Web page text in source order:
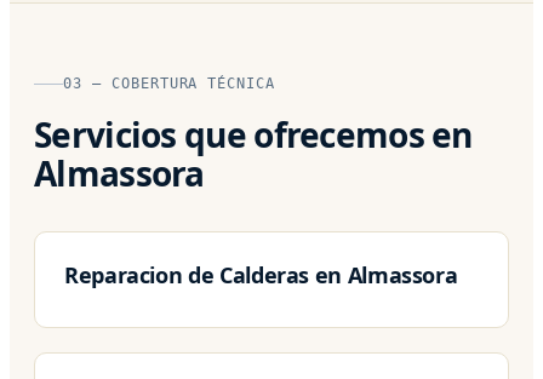
03 — COBERTURA TÉCNICA
Servicios que ofrecemos en
Almassora
Reparacion de Calderas en Almassora